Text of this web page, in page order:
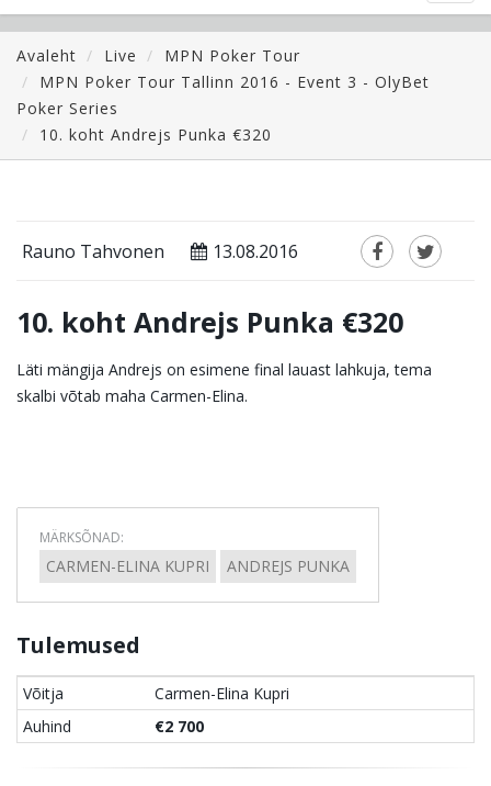
Avaleht
Live
MPN Poker Tour
MPN Poker Tour Tallinn 2016 - Event 3 - OlyBet
Poker Series
10. koht Andrejs Punka €320
Rauno Tahvonen 13.08.2016
10. koht Andrejs Punka €320
Läti mängija Andrejs on esimene final lauast lahkuja, tema
skalbi võtab maha Carmen-Elina.
MÄRKSÕNAD:
CARMEN-ELINA KUPRI ANDREJS PUNKA
Tulemused
Võitja
Carmen-Elina Kupri
Auhind
€2 700